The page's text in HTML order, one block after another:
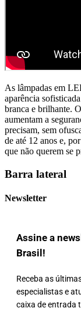
As lâmpadas em
aparência
branca e brilhante.
aumentam a
precisam, sem
de até 12 anos e,
que não querem se
Barra lateral
Newsletter
Assine a
Brasil!
Receba as
especialistas e
caixa de entrada